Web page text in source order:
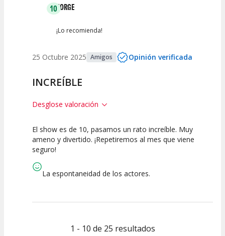
10JORGE
¡Lo recomienda!
25 Octubre 2025 Amigos Opinión verificada
INCREÍBLE
Desglose valoración
10
Calidad del
10 10
El show es de 10, pasamos un rato increíble. Muy
ameno y divertido. ¡Repetiremos al mes que viene
seguro!
La espontaneidad de los actores.
1 - 10 de 25 resultados